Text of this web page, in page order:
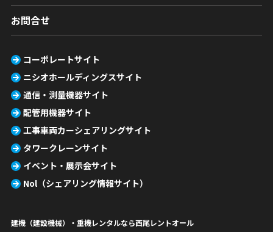
お問合せ
コーポレートサイト
ニシオホールディングスサイト
通信・測量機器サイト
配管用機器サイト
工事車両カーシェアリングサイト
タワークレーンサイト
イベント・展示会サイト
Nol（シェアリング情報サイト）
建機（建設機械）・重機レンタルなら西尾レントオール